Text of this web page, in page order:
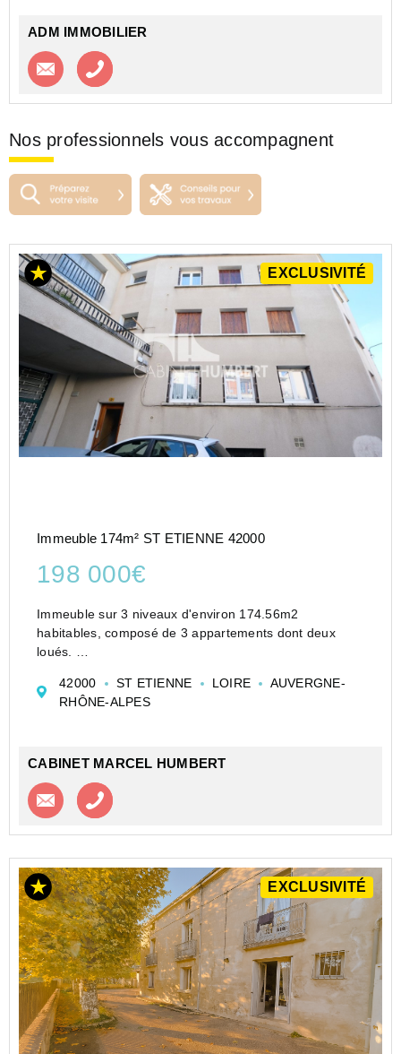
ADM IMMOBILIER
Contacter l'agence
Nos professionnels vous accompagnent
EXCLUSIVITÉ
Immeuble 174m² ST ETIENNE 42000
198 000€
Immeuble sur 3 niveaux d'environ 174.56m2
habitables, composé de 3 appartements dont deux
loués.
stationner 4 véhicules.
Revenus annuels 10 347€ soit 862.25€/mois
42000 ST ETIENNE LOIRE
AUVERGNE-
RHÔNE-ALPES
CABINET MARCEL HUMBERT
Contacter l'agence
EXCLUSIVITÉ